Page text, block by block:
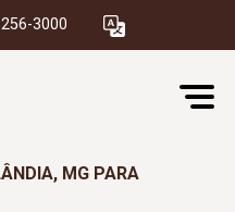
3000
MG PARA